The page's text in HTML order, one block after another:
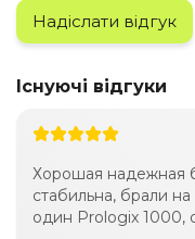
Надіслати відгук
Існуючі відгуки
Хорошая надежная
стабильна, брали
один Prologix 1000,